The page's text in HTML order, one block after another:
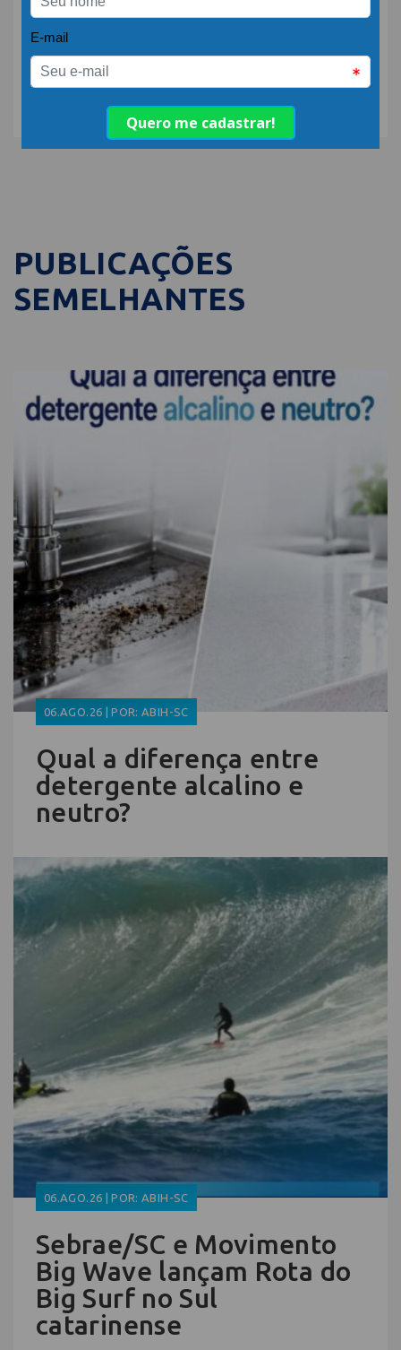
COMPARTILHE:
PUBLICAÇÕES
SEMELHANTES
06.AGO.26 | POR: ABIH-SC
Qual a diferença entre
detergente alcalino e
neutro?
06.AGO.26 | POR: ABIH-SC
Sebrae/SC e Movimento
Big Wave lançam Rota do
Big Surf no Sul
catarinense